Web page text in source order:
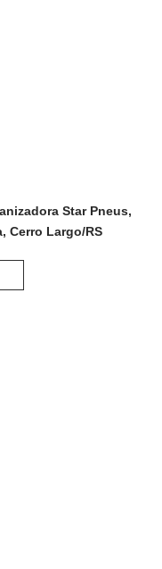
Star Pneus,
Cerro Largo/RS